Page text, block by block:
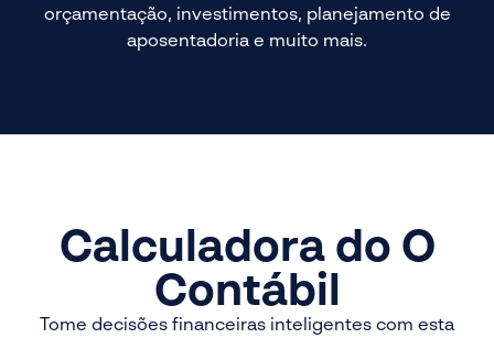
orçamentação, investimentos, planejamento de
aposentadoria e muito mais.
Calculadora do O
Contábil
Tome decisões financeiras inteligentes com esta